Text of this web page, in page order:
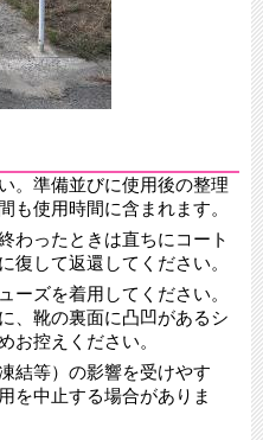
。準備並びに使用後の整理
も使用時間に含まれます。
わったときは直ちにコート
復して返還してください。
ーズを着用してください。
、靴の裏面に凸凹があるシ
お控えください。
結等）の影響を受けやす
を中止する場合がありま